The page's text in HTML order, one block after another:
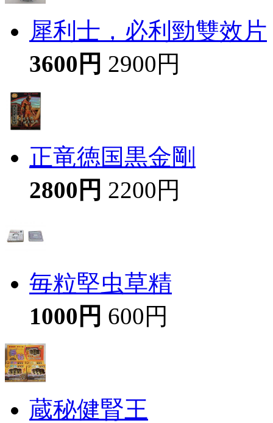
犀利士，必利勁雙效片
3600円 2900円
正竜徳国黒金剛
2800円 2200円
毎粒堅虫草精
1000円 600円
蔵秘健腎王